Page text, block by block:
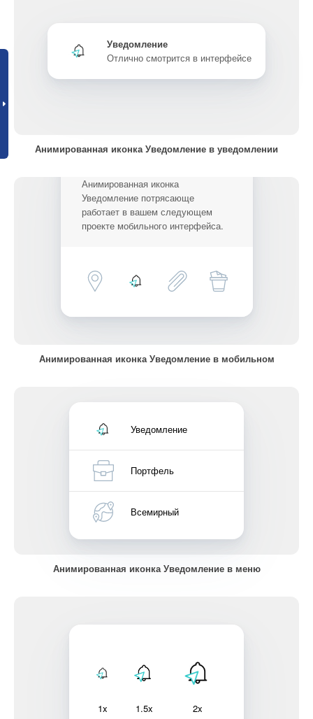
Уведомление
Отлично смотрится в интерфейсе
Анимированная иконка Уведомление в уведомлении
Анимированная иконка
Уведомление потрясающе
работает в вашем следующем
проекте мобильного интерфейса.
Анимированная иконка Уведомление в мобильном
Уведомление
Портфель
Всемирный
Анимированная иконка Уведомление в меню
1x 1.5x 2x